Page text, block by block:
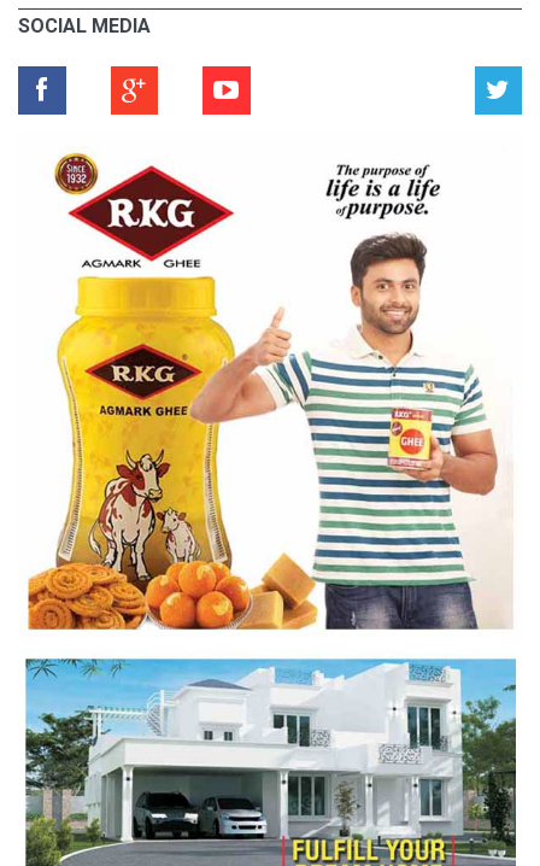
SOCIAL MEDIA